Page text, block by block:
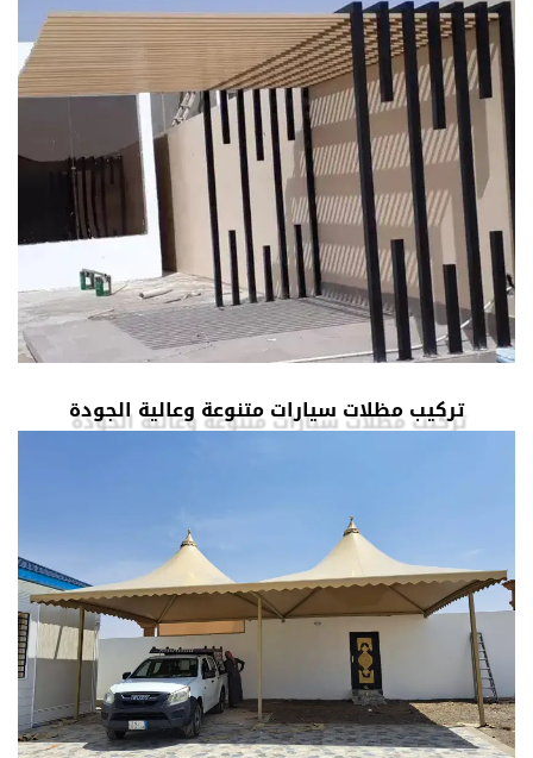
تركيب مظلات سيارات متنوعة وعالية الجودة